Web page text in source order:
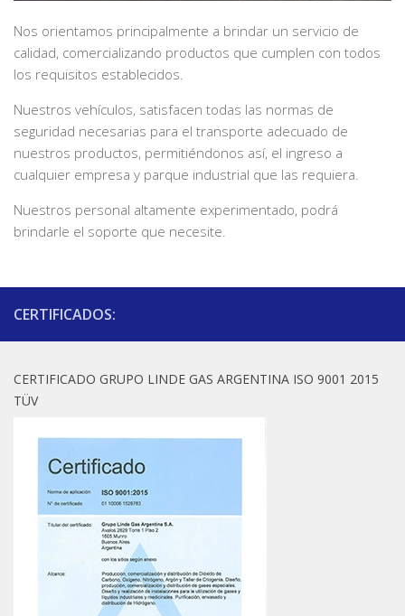
Nos orientamos principalmente a brindar un servicio de
calidad, comercializando productos que cumplen con todos
los requisitos establecidos.
Nuestros vehículos, satisfacen todas las normas de
seguridad necesarias para el transporte adecuado de
nuestros productos, permitiéndonos así, el ingreso a
cualquier empresa y parque industrial que las requiera.
Nuestros personal altamente experimentado, podrá
brindarle el soporte que necesite.
CERTIFICADOS:
CERTIFICADO GRUPO LINDE GAS ARGENTINA ISO 9001 2015
TÜV